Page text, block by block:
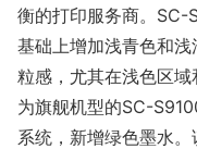
衡的打印服务商。SC-
基础上增加浅青色和
粒感，尤其在浅色区
为旗舰机型的SC-
系统，新增绿色墨水